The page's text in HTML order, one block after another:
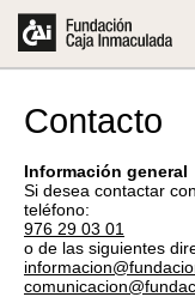
Contacto
Información general
Si desea contactar
teléfono:
976 29 03 01
o de las siguientes